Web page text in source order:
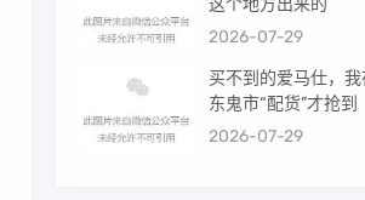
这个地方出来的
2026-07-29
买不到的爱马仕，
东鬼市“配货”才抢到
2026-07-29